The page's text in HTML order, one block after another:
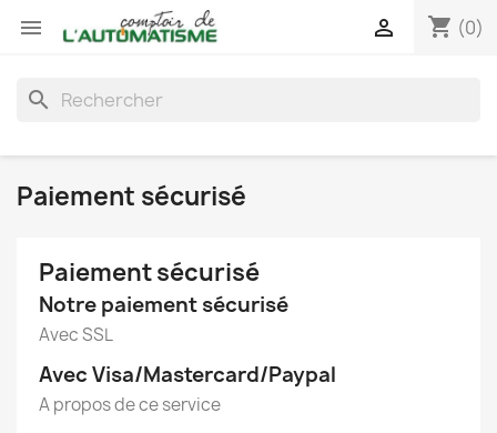
 shopping_cart (0)

search
Paiement sécurisé
Paiement sécurisé
Notre paiement sécurisé
Avec SSL
Avec Visa/Mastercard/Paypal
A propos de ce service